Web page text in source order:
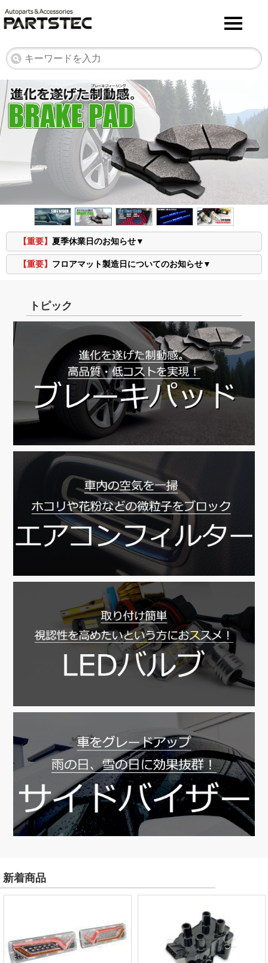
【重要】 夏季休業日のお知らせ▼
8/13 ～ 8/16
8/17より順次対応
【重要】 フロアマット製造日についてのお知らせ▼
8/17より順次対応
※休業前発送に関しまして、8月4日(木)15時までに
ご入金の確認が取れた分まで
トピック
新着商品